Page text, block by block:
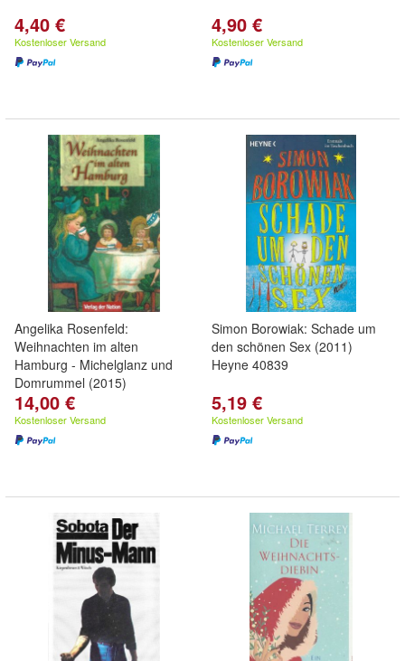
4,40 €
Kostenloser Versand
4,90 €
Kostenloser Versand
Angelika Rosenfeld:
Weihnachten im alten
Hamburg - Michelglanz und
Domrummel (2015)
14,00 €
Kostenloser Versand
Simon Borowiak: Schade um
den schönen Sex (2011)
Heyne 40839
5,19 €
Kostenloser Versand